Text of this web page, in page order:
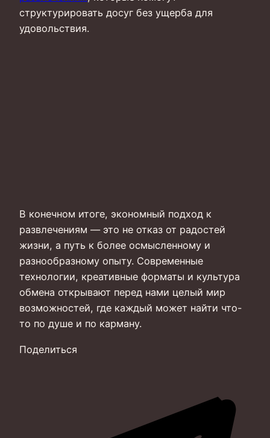
структурировать досуг без ущерба для
удовольствия.
В конечном итоге, экономный подход к
развлечениям — это не отказ от радостей
жизни, а путь к более осмысленному и
разнообразному опыту. Современные
технологии, креативные форматы и культура
обмена открывают перед нами целый мир
возможностей, где каждый может найти что-
то по душе и по карману.
Поделиться